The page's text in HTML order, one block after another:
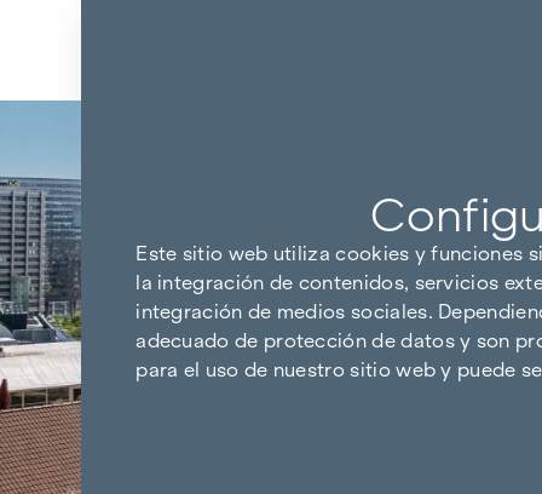
Este sitio web utiliza cookies y funciones
la integración de contenidos, servicios
integración de medios sociales.
adecuado de protección de datos y son
para el uso de nuestro sitio web y puede